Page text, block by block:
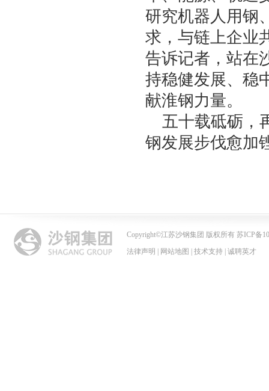
研究机器人用钢
求，与链上企业
告诉记者，站在
持稳健发展、稳
献淮钢力量。
五十载砥砺，
钢发展步伐愈加
Copyright©江苏沙钢集团 版权所有 苏ICP备
法律声明
网站地图 技术支持 诚聘英才